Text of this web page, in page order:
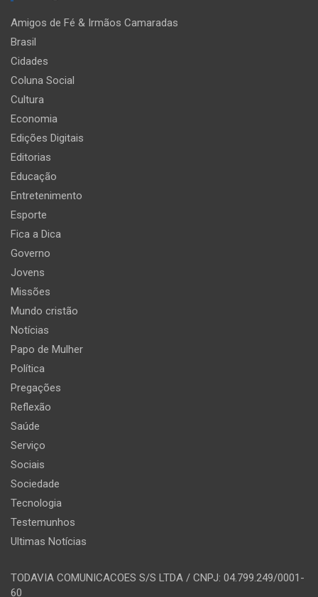
Amigos de Fé & Irmãos Camaradas
Brasil
Cidades
Coluna Social
Cultura
Economia
Edições Digitais
Editorias
Educação
Entretenimento
Esporte
Fica a Dica
Governo
Jovens
Missões
Mundo cristão
Notícias
Papo de Mulher
Política
Pregações
Reflexão
Saúde
Serviço
Sociais
Sociedade
Tecnologia
Testemunhos
Ultimas Notícias
TODAVIA COMUNICACOES S/S LTDA / CNPJ: 04.799.249/0001-
60